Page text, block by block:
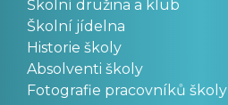
Školní družina a klub
Školní jídelna
Historie školy
Absolventi školy
Fotografie pracovníků školy